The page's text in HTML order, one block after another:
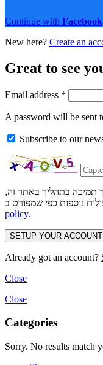
Continue with Facebook
New here? Create an
Great to see
Email address *
A password will be sent
Subscribe to our
תמיכה בתהליך באתר זה,
נוספות כפי שמפורט ב
policy.
SETUP YOUR ACCOUNT
Already got an account?
Close
Close
Categories
Sorry. No results match